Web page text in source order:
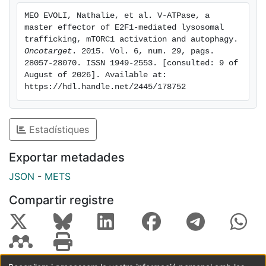
effects of E2F1 on both responses. Our findings on
lysosomal trafficking, mTORC1 activation and
autophagy suppression suggest that pharmacological
intervention at the level of v-ATPase may be an
efficacious avenue for the treatment of metastatic
processes in tumors overexpressing E2F1.
MEO EVOLI, Nathalie, et al. V-ATPase, a
master effector of E2F1-mediated lysosomal
Oncotarget . 2015. Vol. 6, num. 29, pags.
28057-28070. ISSN 1949-2553. [consulted: 9 of
August of 2026]. Available at:
https://hdl.handle.net/2445/178752
Estadístiques
Exportar metadades
JSON - METS
Compartir registre